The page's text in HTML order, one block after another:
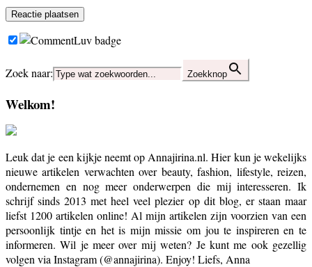
Zoek naar: Zoekknop
Welkom!
Leuk dat je een kijkje neemt op Annajirina.nl. Hier kun je wekelijks
nieuwe artikelen verwachten over beauty, fashion, lifestyle, reizen,
ondernemen en nog meer onderwerpen die mij interesseren. Ik
schrijf sinds 2013 met heel veel plezier op dit blog, er staan maar
liefst 1200 artikelen online! Al mijn artikelen zijn voorzien van een
persoonlijk tintje en het is mijn missie om jou te inspireren en te
informeren. Wil je meer over mij weten? Je kunt me ook gezellig
volgen via Instagram (@annajirina). Enjoy! Liefs, Anna